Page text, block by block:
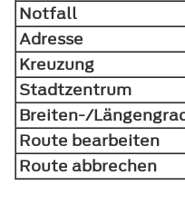
Notfall
Adresse
Kreuzung
Stadtzentrum
Breiten-/
Route bearbeiten
Route abbrechen